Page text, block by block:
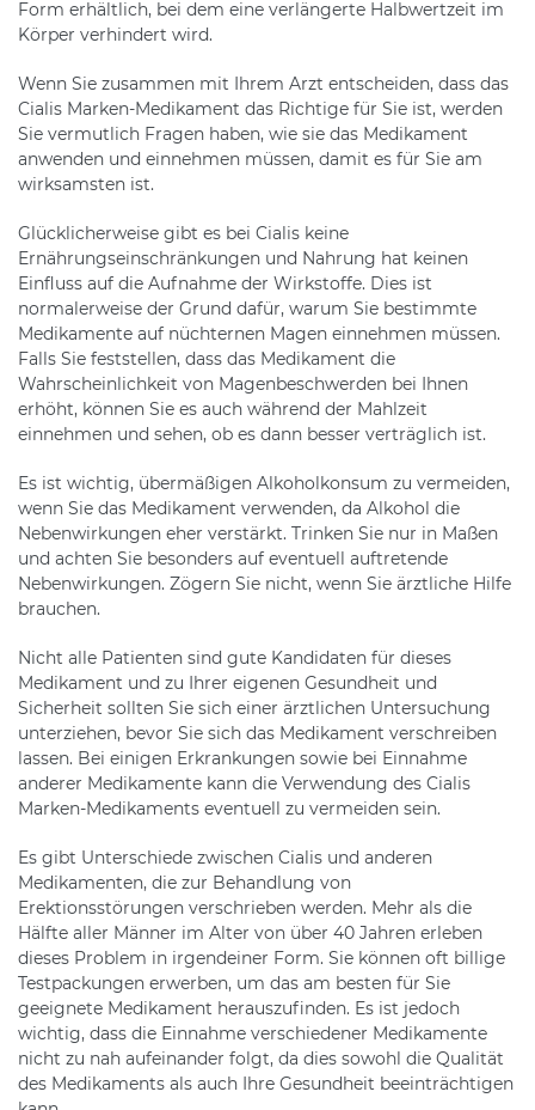
Form erhältlich, bei dem eine verlängerte Halbwertzeit im
Körper verhindert wird.
Wenn Sie zusammen mit Ihrem Arzt entscheiden, dass das
Cialis Marken-Medikament das Richtige für Sie ist, werden
Sie vermutlich Fragen haben, wie sie das Medikament
anwenden und einnehmen müssen, damit es für Sie am
wirksamsten ist.
Glücklicherweise gibt es bei Cialis keine
Ernährungseinschränkungen und Nahrung hat keinen
Einfluss auf die Aufnahme der Wirkstoffe. Dies ist
normalerweise der Grund dafür, warum Sie bestimmte
Medikamente auf nüchternen Magen einnehmen müssen.
Falls Sie feststellen, dass das Medikament die
Wahrscheinlichkeit von Magenbeschwerden bei Ihnen
erhöht, können Sie es auch während der Mahlzeit
einnehmen und sehen, ob es dann besser verträglich ist.
Es ist wichtig, übermäßigen Alkoholkonsum zu vermeiden,
wenn Sie das Medikament verwenden, da Alkohol die
Nebenwirkungen eher verstärkt. Trinken Sie nur in Maßen
und achten Sie besonders auf eventuell auftretende
Nebenwirkungen. Zögern Sie nicht, wenn Sie ärztliche Hilfe
brauchen.
Nicht alle Patienten sind gute Kandidaten für dieses
Medikament und zu Ihrer eigenen Gesundheit und
Sicherheit sollten Sie sich einer ärztlichen Untersuchung
unterziehen, bevor Sie sich das Medikament verschreiben
lassen. Bei einigen Erkrankungen sowie bei Einnahme
anderer Medikamente kann die Verwendung des Cialis
Marken-Medikaments eventuell zu vermeiden sein.
Es gibt Unterschiede zwischen Cialis und anderen
Medikamenten, die zur Behandlung von
Erektionsstörungen verschrieben werden. Mehr als die
Hälfte aller Männer im Alter von über 40 Jahren erleben
dieses Problem in irgendeiner Form. Sie können oft billige
Testpackungen erwerben, um das am besten für Sie
geeignete Medikament herauszufinden. Es ist jedoch
wichtig, dass die Einnahme verschiedener Medikamente
nicht zu nah aufeinander folgt, da dies sowohl die Qualität
des Medikaments als auch Ihre Gesundheit beeinträchtigen